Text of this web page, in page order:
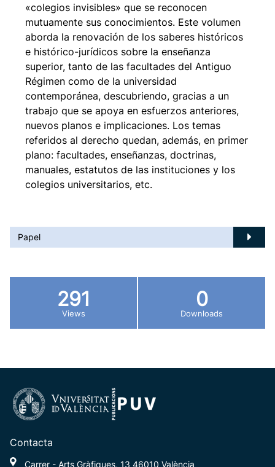
«colegios invisibles» que se reconocen
mutuamente sus conocimientos. Este volumen
aborda la renovación de los saberes históricos
e histórico-jurídicos sobre la enseñanza
superior, tanto de las facultades del Antiguo
Régimen como de la universidad
contemporánea, descubriendo, gracias a un
trabajo que se apoya en esfuerzos anteriores,
nuevos planos e implicaciones. Los temas
referidos al derecho quedan, además, en primer
plano: facultades, enseñanzas, doctrinas,
manuales, estatutos de las instituciones y los
colegios universitarios, etc.
Papel
291
Views
0
Downloads
Contacta
Carrer - Arts Gràfiques, 13 46010 València